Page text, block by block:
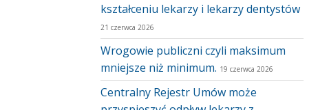
kształceniu lekarzy i lekarzy dentystów
21 czerwca 2026
Wrogowie publiczni czyli maksimum
mniejsze niż minimum. 19 czerwca 2026
Centralny Rejestr Umów może